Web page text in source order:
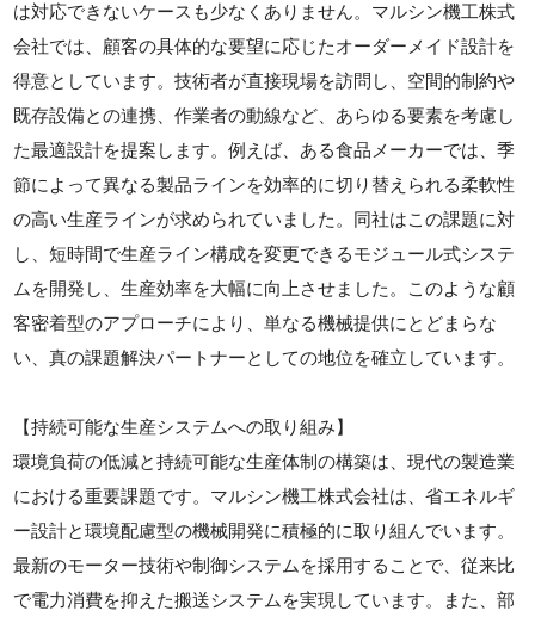
は対応できないケースも少なくありません。マルシン機工株式
会社では、顧客の具体的な要望に応じたオーダーメイド設計を
得意としています。技術者が直接現場を訪問し、空間的制約や
既存設備との連携、作業者の動線など、あらゆる要素を考慮し
た最適設計を提案します。例えば、ある食品メーカーでは、季
節によって異なる製品ラインを効率的に切り替えられる柔軟性
の高い生産ラインが求められていました。同社はこの課題に対
し、短時間で生産ライン構成を変更できるモジュール式システ
ムを開発し、生産効率を大幅に向上させました。このような顧
客密着型のアプローチにより、単なる機械提供にとどまらな
い、真の課題解決パートナーとしての地位を確立しています。
【持続可能な生産システムへの取り組み】
環境負荷の低減と持続可能な生産体制の構築は、現代の製造業
における重要課題です。マルシン機工株式会社は、省エネルギ
ー設計と環境配慮型の機械開発に積極的に取り組んでいます。
最新のモーター技術や制御システムを採用することで、従来比
で電力消費を抑えた搬送システムを実現しています。また、部